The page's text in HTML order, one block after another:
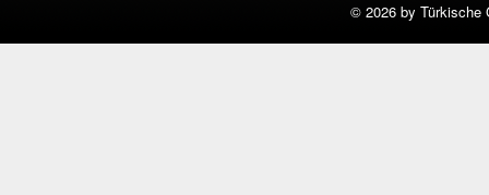
© 2026 by Türkische